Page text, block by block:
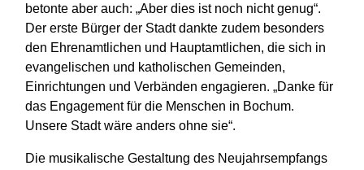
betonte aber auch: „Aber dies ist noch nicht genug“.
Der erste Bürger der Stadt dankte zudem besonders
den Ehrenamtlichen und Hauptamtlichen, die sich in
evangelischen und katholischen Gemeinden,
Einrichtungen und Verbänden engagieren. „Danke für
das Engagement für die Menschen in Bochum.
Unsere Stadt wäre anders ohne sie“.
Die musikalische Gestaltung des Neujahrsempfangs